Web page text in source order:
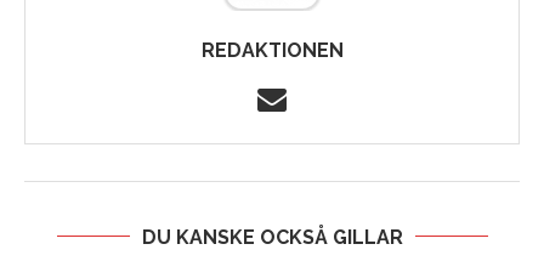
REDAKTIONEN
DU KANSKE OCKSÅ GILLAR